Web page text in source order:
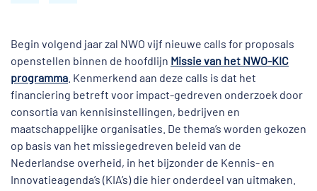
Begin volgend jaar zal NWO vijf nieuwe calls for proposals
openstellen binnen de hoofdlijn Missie van het NWO-KIC
programma . Kenmerkend aan deze calls is dat het
financiering betreft voor impact-gedreven onderzoek door
consortia van kennisinstellingen, bedrijven en
maatschappelijke organisaties. De thema’s worden gekozen
op basis van het missiegedreven beleid van de
Nederlandse overheid, in het bijzonder de Kennis- en
Innovatieagenda’s (KIA’s) die hier onderdeel van uitmaken.